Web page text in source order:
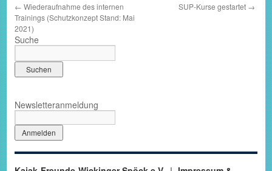
← Wiederaufnahme des internen
Trainings (Schutzkonzept Stand: Mai
2021)
SUP-Kurse gestartet →
Suche
Newsletteranmeldung